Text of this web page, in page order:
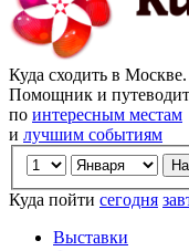
Куда сходить в
Помощник и
по интересным местам
и лучшим событиям
Куда пойти сегодня
Выставки